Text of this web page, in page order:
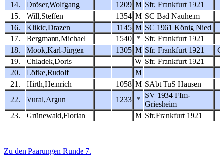
14.
Dröser,Wolfgang 1209 M Sfr. Frankfurt 1921
15.
Will,Steffen 1354 M SC Bad Nauheim
16.
Klikic,Drazen 1145 M SC 1961 König Nied
17.
Bergmann,Michael 1540 *
Sfr. Frankfurt 1921
18.
Mook,Karl-Jürgen 1305 M Sfr. Frankfurt 1921
19.
Chladek,Doris W Sfr. Frankfurt 1921
20.
Löfke,Rudolf
M
21.
Hirth,Heinrich 1058 M SAbt TuS Hausen
22.
Vural,Argun 1233 *
SV 1934 Ffm-
Griesheim
23.
Grünewald,Florian M Sfr.Frankfurt 1921
Zu den Paarungen Runde 7.